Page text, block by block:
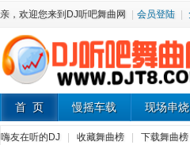
亲，欢迎您来到DJ听吧舞曲网 会员登陆
首 页 慢摇车载 现场串烧
嗨友在听的DJ 收藏舞曲榜 下载舞曲榜